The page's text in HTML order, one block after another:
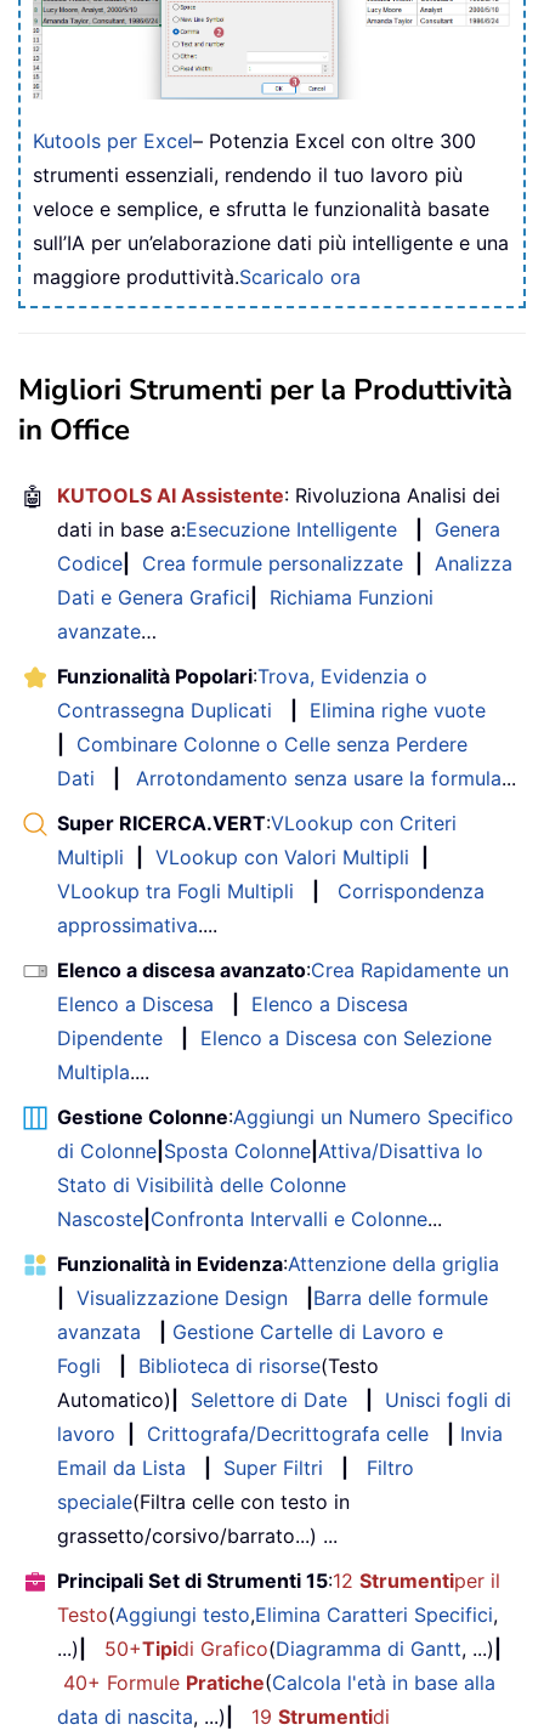
Kutools per Excel– Potenzia Excel con oltre 300
strumenti essenziali, rendendo il tuo lavoro più
veloce e semplice, e sfrutta le funzionalità basate
sull’IA per un’elaborazione dati più intelligente e una
maggiore produttività.Scaricalo ora
Migliori Strumenti per la Produttività
in Office
🤖 KUTOOLS AI Assistente: Rivoluziona Analisi dei
dati in base a:Esecuzione Intelligente
Genera
Codice
Crea formule personalizzate
Analizza
Dati e Genera Grafici
Richiama Funzioni
avanzate…
Funzionalità Popolari:Trova, Evidenzia o
Contrassegna Duplicati
Elimina righe vuote
Combinare Colonne o Celle senza Perdere
Dati
Arrotondamento senza usare la formula...
Super RICERCA.VERT:VLookup con Criteri
Multipli
VLookup con Valori Multipli
VLookup tra Fogli Multipli
Corrispondenza
approssimativa....
Elenco a discesa avanzato:Crea Rapidamente un
Elenco a Discesa
Elenco a Discesa
Dipendente
Elenco a Discesa con Selezione
Multipla....
Gestione Colonne:Aggiungi un Numero Specifico
di Colonne Sposta Colonne Attiva/Disattiva lo
Stato di Visibilità delle Colonne
Nascoste Confronta Intervalli e Colonne...
Funzionalità in Evidenza:Attenzione della griglia
Visualizzazione Design
Barra delle formule
avanzata
Gestione Cartelle di Lavoro e
Fogli
Biblioteca di risorse(Testo
Automatico)
Selettore di Date
Unisci fogli di
lavoro
Crittografa/Decrittografa celle
Invia
Email da Lista
Super Filtri
Filtro
speciale(Filtra celle con testo in
grassetto/corsivo/barrato...) ...
Principali Set di Strumenti 15:12 Strumentiper il
Testo(Aggiungi testo,Elimina Caratteri Specifici,
...)
50+Tipidi Grafico(Diagramma di Gantt, ...)
40+ Formule Pratiche(Calcola l'età in base alla
data di nascita, ...) 19 Strumentidi